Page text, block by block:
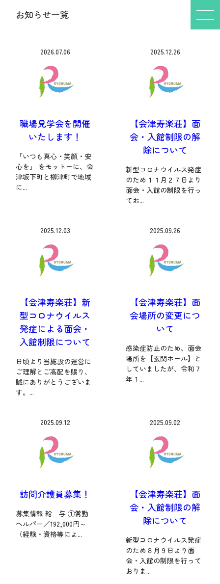
お知らせ一覧
2026.07.06
職場見学会を開催
いたします！
「いつも真心・笑顔・安
心を」 をモットーに、会
津坂下町と柳津町で地域
に...
2025.12.26
【会津寿楽荘】面
会・入館制限の解
除について
新型コロナウイルス発症
のため１１月２７日より
面会・入館の制限を行っ
てお...
2025.12.03
【会津寿楽荘】新
型コロナウイルス
発症による面会・
入館制限について
日頃より当施設の運営に
ご理解とご高配を賜り、
誠にありがとうございま
す。...
2025.09.26
【会津寿楽荘】面
会場所の変更につ
いて
感染症防止のため、面会
場所を【玄関ホール】と
していましたが、令和７
年１...
2025.09.12
訪問介護員募集！
募集情報 給 与 ①常勤
ヘルパー／192,000円～
（経験・資格等によ...
2025.09.02
【会津寿楽荘】面
会・入館制限の解
除について
新型コロナウイルス発症
のため８月９日より面
会・入館の制限を行って
おりま...